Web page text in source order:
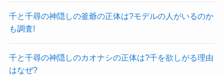
千と千尋の神隠しの釜爺の正体は?モデルの人がいるのか
も調査!
千と千尋の神隠しのカオナシの正体は?千を欲しがる理由
はなぜ?